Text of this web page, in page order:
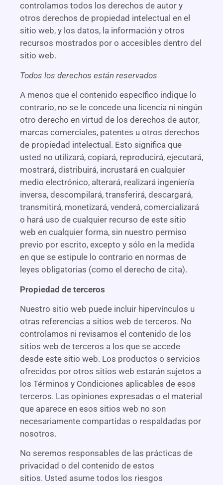
controlamos todos los derechos de autor y
otros derechos de propiedad intelectual en el
sitio web, y los datos, la información y otros
recursos mostrados por o accesibles dentro del
sitio web.
Todos los derechos están reservados
A menos que el contenido específico indique lo
contrario, no se le concede una licencia ni ningún
otro derecho en virtud de los derechos de autor,
marcas comerciales, patentes u otros derechos
de propiedad intelectual. Esto significa que
usted no utilizará, copiará, reproducirá, ejecutará,
mostrará, distribuirá, incrustará en cualquier
medio electrónico, alterará, realizará ingeniería
inversa, descompilará, transferirá, descargará,
transmitirá, monetizará, venderá, comercializará
o hará uso de cualquier recurso de este sitio
web en cualquier forma, sin nuestro permiso
previo por escrito, excepto y sólo en la medida
en que se estipule lo contrario en normas de
leyes obligatorias (como el derecho de cita).
Propiedad de terceros
Nuestro sitio web puede incluir hipervínculos u
otras referencias a sitios web de terceros. No
controlamos ni revisamos el contenido de los
sitios web de terceros a los que se accede
desde este sitio web. Los productos o servicios
ofrecidos por otros sitios web estarán sujetos a
los Términos y Condiciones aplicables de esos
terceros. Las opiniones expresadas o el material
que aparece en esos sitios web no son
necesariamente compartidas o respaldadas por
nosotros.
No seremos responsables de las prácticas de
privacidad o del contenido de estos
sitios. Usted asume todos los riesgos